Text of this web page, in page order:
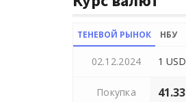
ТЕНЕВОЙ РЫНОК НБУ
02.12.2024 1 USD
Покупка 41.33